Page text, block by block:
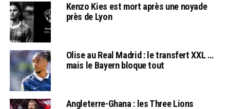
Kenzo Kies est mort après une noyade
près de Lyon
Olise au Real Madrid : le transfert XXL …
mais le Bayern bloque tout
Angleterre-Ghana : les Three Lions